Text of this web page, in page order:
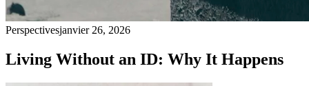
Perspectivesjanvier 26, 2026
Living Without an ID: Why It Happens